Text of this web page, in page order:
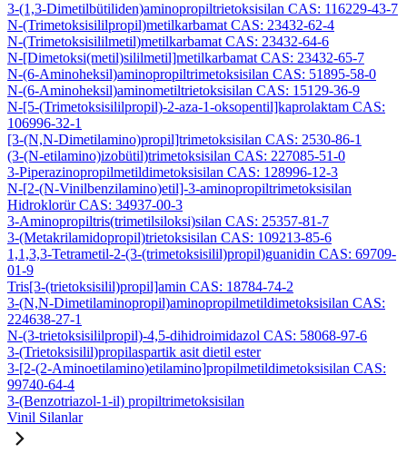
3-(1,3-Dimetilbütiliden)aminopropiltrietoksisilan CAS: 116229-43-7
N-(Trimetoksisililpropil)metilkarbamat CAS: 23432-62-4
N-(Trimetoksisililmetil)metilkarbamat CAS: 23432-64-6
N-[Dimetoksi(metil)sililmetil]metilkarbamat CAS: 23432-65-7
N-(6-Aminoheksil)aminopropiltrimetoksisilan CAS: 51895-58-0
N-(6-Aminoheksil)aminometiltrietoksisilan CAS: 15129-36-9
N-[5-(Trimetoksisililpropil)-2-aza-1-oksopentil]kaprolaktam CAS:
106996-32-1
[3-(N,N-Dimetilamino)propil]trimetoksisilan CAS: 2530-86-1
(3-(N-etilamino)izobütil)trimetoksisilan CAS: 227085-51-0
3-Piperazinopropilmetildimetoksisilan CAS: 128996-12-3
N-[2-(N-Vinilbenzilamino)etil]-3-aminopropiltrimetoksisilan
Hidroklorür CAS: 34937-00-3
3-Aminopropiltris(trimetilsiloksi)silan CAS: 25357-81-7
3-(Metakrilamidopropil)trietoksisilan CAS: 109213-85-6
1,1,3,3-Tetrametil-2-(3-(trimetoksisilil)propil)guanidin CAS: 69709-
01-9
Tris[3-(trietoksisilil)propil]amin CAS: 18784-74-2
3-(N,N-Dimetilaminopropil)aminopropilmetildimetoksisilan CAS:
224638-27-1
N-(3-trietoksisililpropil)-4,5-dihidroimidazol CAS: 58068-97-6
3-(Trietoksisilil)propilaspartik asit dietil ester
3-[2-(2-Aminoetilamino)etilamino]propilmetildimetoksisilan CAS:
99740-64-4
3-(Benzotriazol-1-il) propiltrimetoksisilan
Vinil Silanlar